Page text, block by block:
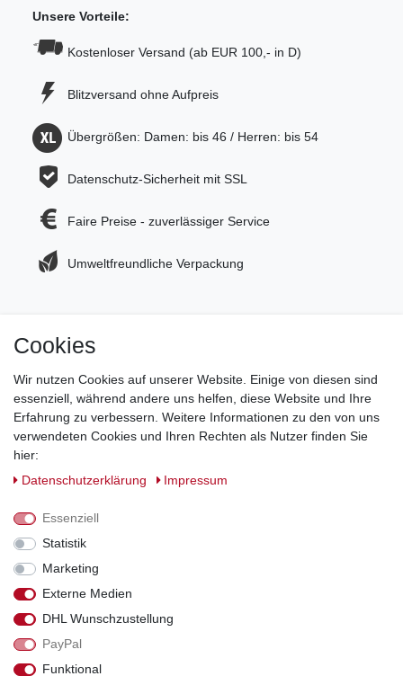
Unsere Vorteile:
Kostenloser Versand (ab EUR 100,- in D)
Blitzversand ohne Aufpreis
Übergrößen: Damen: bis 46 / Herren: bis 54
Datenschutz-Sicherheit mit SSL
Faire Preise - zuverlässiger Service
Umweltfreundliche Verpackung
Jetzt zum Newsletter anmelden und 5€ Gutschein
Newsletter Anmeldung >
Preise entsprechen dem bisherigen Preis bei Schuhperlativ.
Cookies
Wir nutzen Cookies auf unserer Website. Einige von diesen sind
essenziell, während andere uns helfen, diese Website und Ihre
Erfahrung zu verbessern. Weitere Informationen zu den von uns
verwendeten Cookies und Ihren Rechten als Nutzer finden Sie
hier:
Daten­schutz­erklärung
Impressum
Essenziell
Statistik
Marketing
Externe Medien
DHL Wunschzustellung
PayPal
Funktional